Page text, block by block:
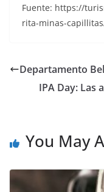
Fuente: https://
rita-minas-
Departamento
IPA Day: Las
You May